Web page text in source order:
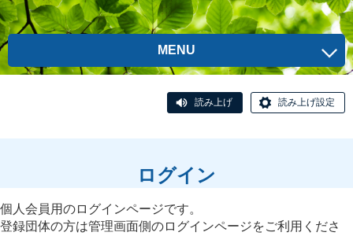
MENU
読み上げ 読み上げ設定
ログイン
個人会員用のログインページです。
登録団体の方は管理画面側のログインページをご利用くださ